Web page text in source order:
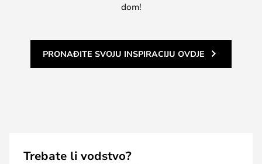
dom!
PRONAĐITE SVOJU INSPIRACIJU OVDJE
Trebate li vodstvo?